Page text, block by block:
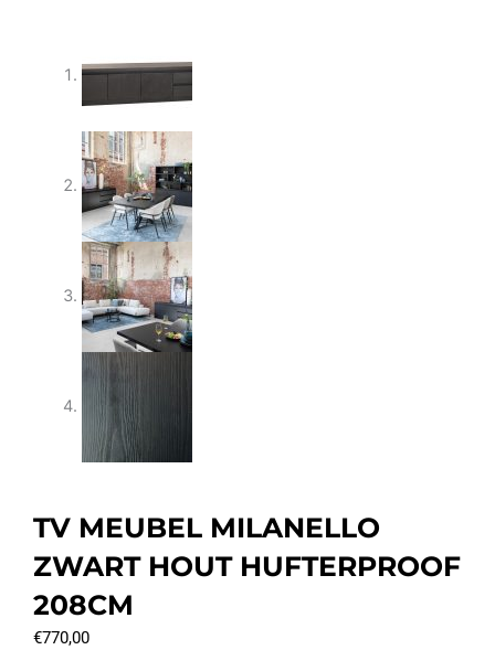
TV MEUBEL MILANELLO
ZWART HOUT HUFTERPROOF
208CM
€770,00